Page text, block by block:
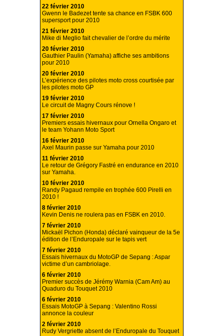
22 février 2010
Gwenn le Badezet tente sa chance en FSBK 600
supersport pour 2010
21 février 2010
Mike di Meglio fait chevalier de l’ordre du mérite
20 février 2010
Gauthier Paulin (Yamaha) affiche ses ambitions
pour 2010
20 février 2010
L’expérience des pilotes moto cross courtisée par
les pilotes moto GP
19 février 2010
Le circuit de Magny Cours rénove !
17 février 2010
Premiers essais hivernaux pour Ornella Ongaro et
le team Yohann Moto Sport
16 février 2010
Axel Maurin passe sur Yamaha pour 2010
11 février 2010
Le retour de Grégory Fastré en endurance en 2010
sur Yamaha.
10 février 2010
Randy Pagaud rempile en trophée 600 Pirelli en
2010 !
8 février 2010
Kevin Denis ne roulera pas en FSBK en 2010.
7 février 2010
Mickaël Pichon (Honda) déclaré vainqueur de la 5e
édition de l’Enduropale sur le tapis vert
7 février 2010
Essais hivernaux du MotoGP de Sepang : Aspar
victime d’un cambriolage.
6 février 2010
Premier succès de Jérémy Warnia (Cam Am) au
Quaduro du Touquet 2010
6 février 2010
Essais MotoGP à Sepang : Valentino Rossi
annonce la couleur
2 février 2010
Rudy Vergriette absent de l’Enduropale du Touquet